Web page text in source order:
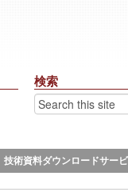
検索
技術資料ダウンロードサー